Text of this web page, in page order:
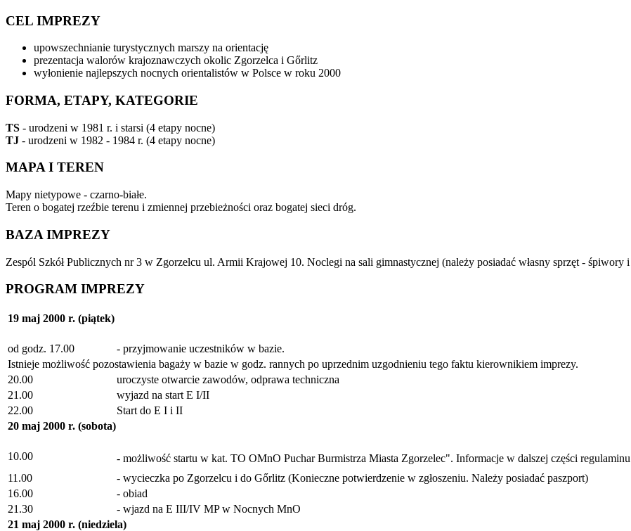
CEL IMPREZY
upowszechnianie turystycznych marszy na orientację
prezentacja walorów krajoznawczych okolic Zgorzelca i Gőrlitz
wyłonienie najlepszych nocnych orientalistów w Polsce w roku 2000
FORMA, ETAPY, KATEGORIE
TS - urodzeni w 1981 r. i starsi (4 etapy nocne)
TJ - urodzeni w 1982 - 1984 r. (4 etapy nocne)
MAPA I TEREN
Mapy nietypowe - czarno-białe.
Teren o bogatej rzeźbie terenu i zmiennej przebieżności oraz bogatej sieci dróg.
BAZA IMPREZY
Zespól Szkół Publicznych nr 3 w Zgorzelcu ul. Armii Krajowej 10. Noclegi na sali gimnastycznej (należy posiadać własny sprzęt - śpiwory
PROGRAM IMPREZY
19 maj 2000 r. (piątek)
od godz. 17.00
- przyjmowanie uczestników w bazie.
Istnieje możliwość pozostawienia bagaży w bazie w godz. rannych po uprzednim uzgodnieniu tego faktu kierownikiem imprezy.
20.00
uroczyste otwarcie zawodów, odprawa techniczna
21.00
wyjazd na start E I/II
22.00
Start do E I i II
20 maj 2000 r. (sobota)
10.00
- możliwość startu w kat. TO OMnO Puchar Burmistrza Miasta Zgorzelec". Informacje w dalszej części
11.00
- wycieczka po Zgorzelcu i do Gőrlitz (Konieczne potwierdzenie w zgłoszeniu. Należy posiadać paszport)
16.00
- obiad
21.30
- wjazd na E III/IV MP w Nocnych MnO
21 maj 2000 r. (niedziela)